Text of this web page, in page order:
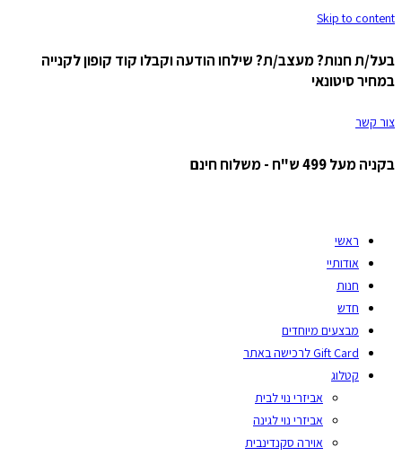
Skip to content
בעל/ת חנות? מעצב/ת? שילחו הודעה וקבלו קוד קופון לקנייה
במחיר סיטונאי
צור קשר
בקניה מעל 499 ש"ח - משלוח חינם
ראשי
אודותיי
חנות
חדש
מבצעים מיוחדים
Gift Card לרכישה באתר
קטלוג
אביזרי נוי לבית
אביזרי נוי לגינה
אוירה סקנדינבית